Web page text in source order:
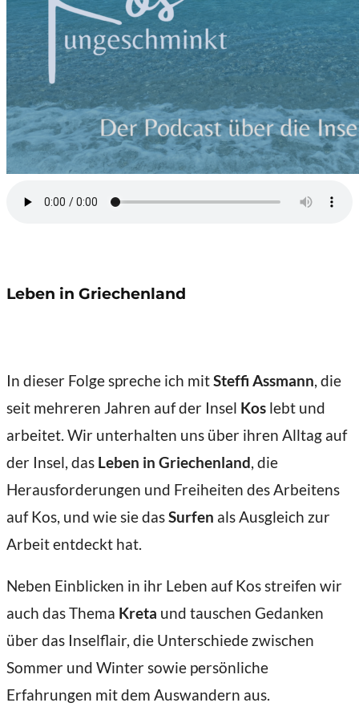
Leben in Griechenland
In dieser Folge spreche ich mitSteffi Assmann, die
seit mehreren Jahren auf der Insel Kos lebt und
arbeitet. Wir unterhalten uns über ihren Alltag auf
der Insel, das Leben in Griechenland, die
Herausforderungen und Freiheiten des Arbeitens
auf Kos, und wie sie dasSurfen als Ausgleich zur
Arbeit entdeckt hat.
Neben Einblicken in ihr Leben auf Kos streifen wir
auch das Thema Kreta und tauschen Gedanken
über das Inselflair, die Unterschiede zwischen
Sommer und Winter sowie persönliche
Erfahrungen mit dem Auswandern aus.